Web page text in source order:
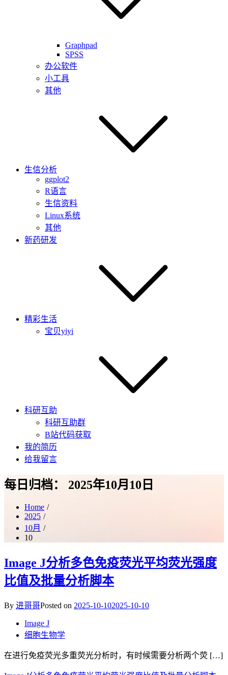
Graphpad
SPSS
办公软件
小工具
其他
生信分析
ggplot2
R语言
生信资料
Linux系统
其他
新药研发
精彩生活
宝贝yiyi
科研互助
科研互助群
B站代码获取
我的简历
给我留言
每日归档： 2025年10月10日
Home
2025
10月
10
Image J分析多色免疫荧光平均荧光强度
比值及批量分析脚本
By 进哥哥Posted on 2025-10-102025-10-10
Image J
细胞生物学
在进行免疫荧光多重荧光分析时，有时候需要分析两个荧 […]